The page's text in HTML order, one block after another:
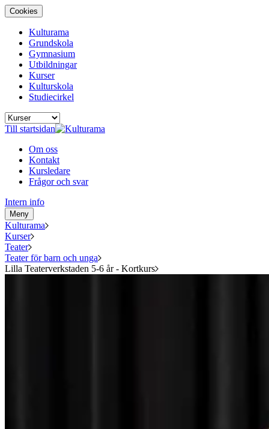
Cookies
Kulturama
Grundskola
Gymnasium
Utbildningar
Kurser
Kulturskola
Studiecirkel
Till startsidan
Om oss
Kontakt
Kursledare
Frågor och svar
Intern info
Meny
Kulturama
Kurser
Teater
Teater för barn och unga
Lilla Teaterverkstaden 5-6 år - Kortkurs